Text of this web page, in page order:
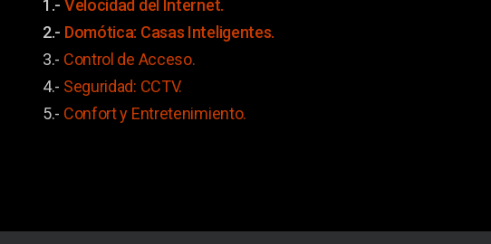
1.- Velocidad del Internet.
2.- Domótica: Casas Inteligentes.
3.- Control de Acceso.
4.- Seguridad: CCTV.
5.- Confort y Entretenimiento.